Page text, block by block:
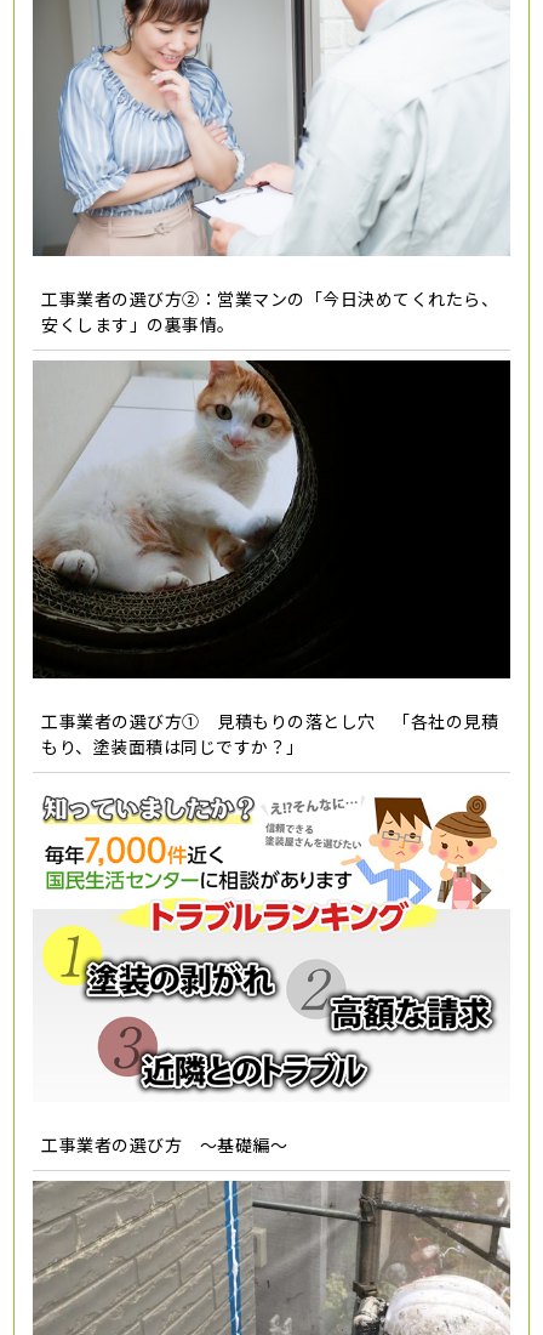
工事業者の選び方②：営業マンの「今日決めてくれたら、
安くします」の裏事情。
工事業者の選び方① 見積もりの落とし穴 「各社の見積
もり、塗装面積は同じですか？」
工事業者の選び方 ～基礎編～